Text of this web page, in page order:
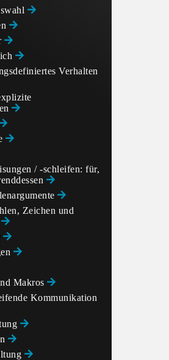
Verhalten
/ -schleifen: für,
Zeichen und
Makros
Kommunikation